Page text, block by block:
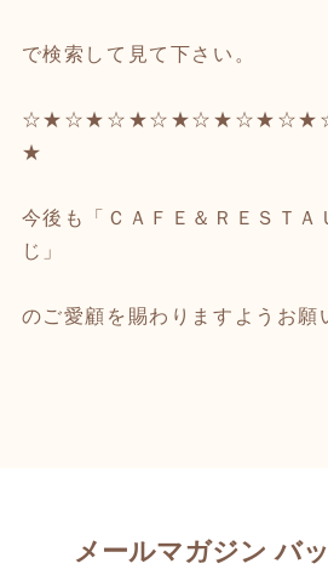
で検索して見て下さい。
★
今後も「ＣＡＦＥ＆ＲＥＳＴ
じ」
のご愛顧を賜わりますようお願
敬
メールマガジン バ